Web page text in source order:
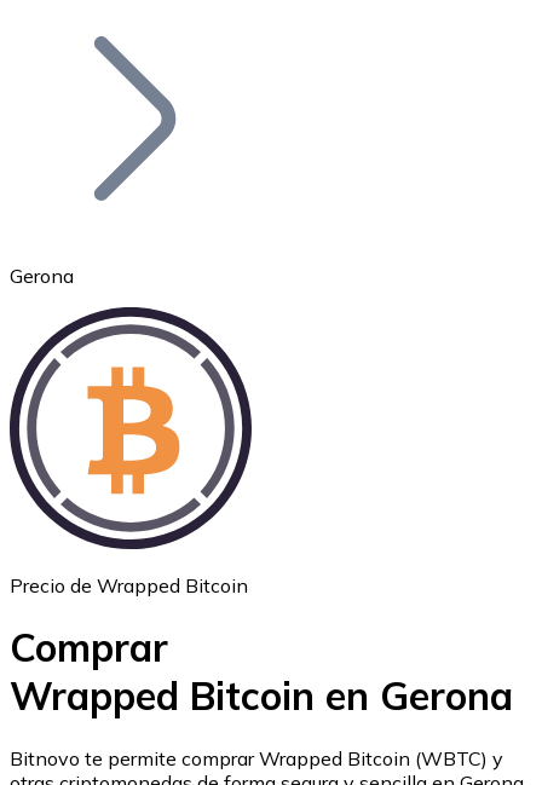
Bitcoin
Ethereum
USD Coin
Gerona
Precio de Wrapped Bitcoin
Comprar
Wrapped Bitcoin en Gerona
Bitnovo te permite comprar Wrapped Bitcoin (WBTC) y